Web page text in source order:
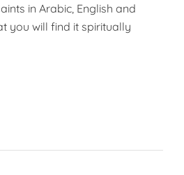
in Arabic, English and
you will find it spiritually